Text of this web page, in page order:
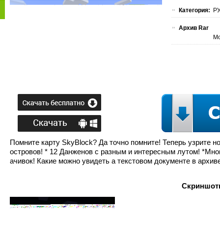
Категория:
Архив Rar
Помните карту SkyBlock? Да точно помните! Теперь узрите
островов! * 12 Данженов с разным и интересным лутом!
ачивок! Какие можно увидеть а текстовом документе в